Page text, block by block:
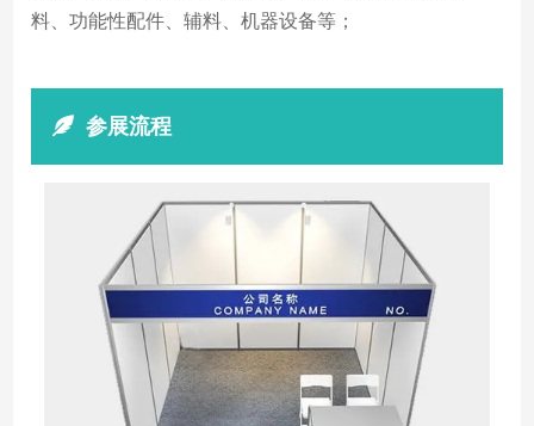
料、功能性配件、辅料、机器设备等；
参展流程